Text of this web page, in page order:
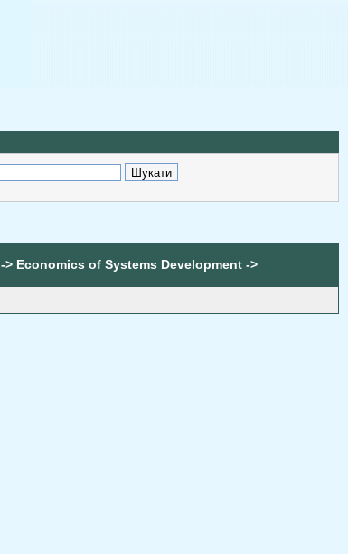
-> Economics of Systems Development ->